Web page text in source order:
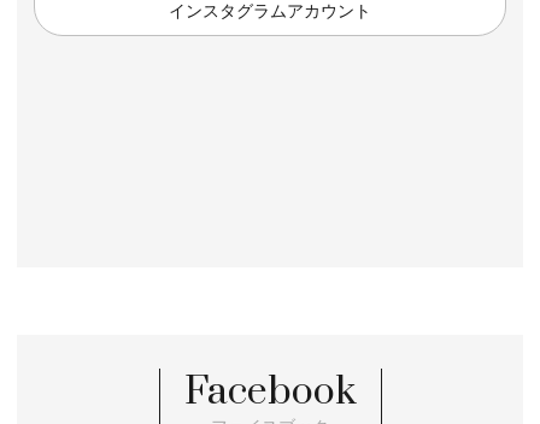
インスタグラムアカウント
Facebook